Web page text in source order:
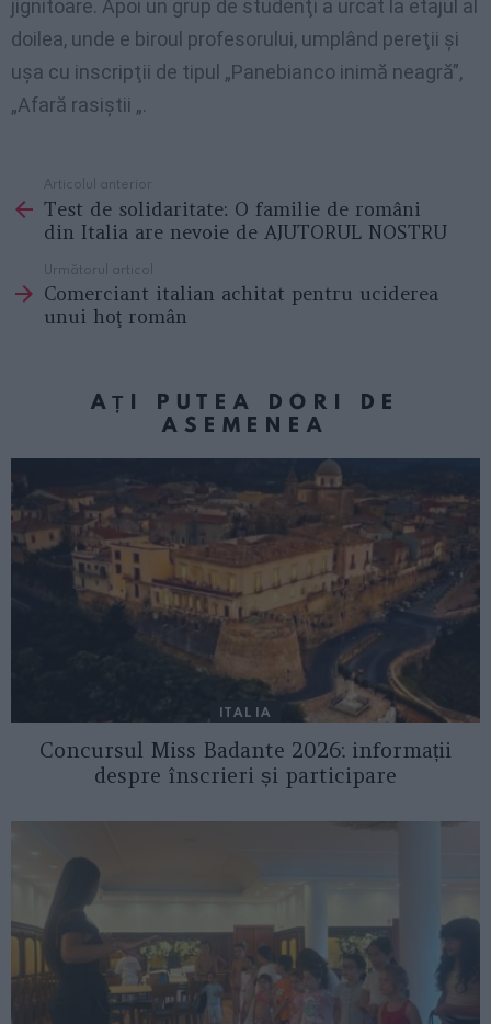
jignitoare. Apoi un grup de studenţi a urcat la etajul al
doilea, unde e biroul profesorului, umplând pereţii şi
uşa cu inscripţii de tipul „Panebianco inimă neagră”,
„Afară rasiştii „.
more
Articolul anterior
Test de solidaritate: O familie de români
din Italia are nevoie de AJUTORUL NOSTRU
Următorul articol
Comerciant italian achitat pentru uciderea
unui hoţ român
AȚI PUTEA DORI DE
ASEMENEA
ITALIA
Concursul Miss Badante 2026: informații
despre înscrieri și participare